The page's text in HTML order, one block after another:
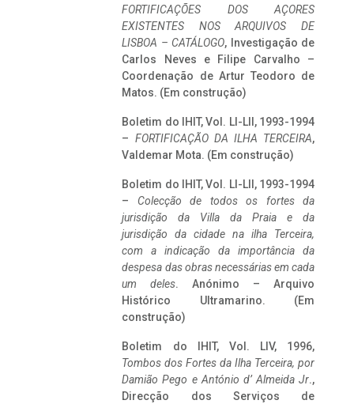
FORTIFICAÇÕES DOS AÇORES
EXISTENTES NOS ARQUIVOS DE
LISBOA – CATÁLOGO, Investigação de
Carlos Neves e Filipe Carvalho –
Coordenação de Artur Teodoro de
Matos. (Em construção)
Boletim do IHIT, Vol. LI-LII, 1993-1994
– FORTIFICAÇÃO DA ILHA TERCEIRA,
Valdemar Mota. (Em construção)
Boletim do IHIT, Vol. LI-LII, 1993-1994
– Colecção de todos os fortes da
jurisdição da Villa da Praia e da
jurisdição da cidade na ilha Terceira,
com a indicação da importância da
despesa das obras necessárias em cada
um deles. Anónimo – Arquivo
Histórico Ultramarino. (Em
construção)
Boletim do IHIT, Vol. LIV, 1996,
Tombos dos Fortes da Ilha Terceira, por
Damião Pego e António d’ Almeida Jr.,
Direcção dos Serviços de